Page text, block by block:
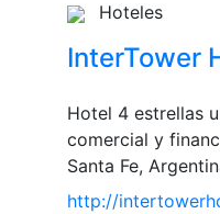
Hoteles
InterTower
Hotel 4 estrellas
comercial y
Santa Fe,
http://